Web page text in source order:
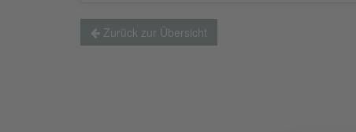
Zurück zur Übersicht